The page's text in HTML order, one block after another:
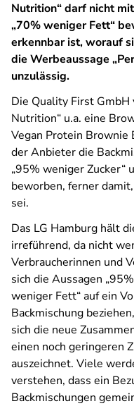
Nutrition“ darf nicht
„70% weniger Fett“
erkennbar ist, worauf
die Werbeaussage
unzulässig.
Die Quality First
Nutrition“ u.a. eine
Vegan Protein Brownie
der Anbieter die
„95% weniger Zucker“
beworben, ferner
sei.
Das LG Hamburg hält
irreführend, da nicht
Verbraucherinnen und
sich die Aussagen
weniger Fett“ auf ein
Backmischung
sich die neue
einen noch geringeren
auszeichnet. Viele
verstehen, dass ein
Backmischungen